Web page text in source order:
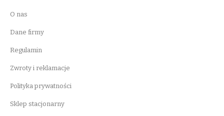
O nas
Dane firmy
Regulamin
Zwroty i reklamacje
Polityka prywatności
Sklep stacjonarny